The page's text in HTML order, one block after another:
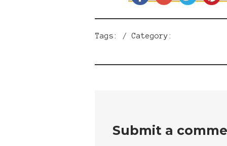
Tags: / Category:
Submit a